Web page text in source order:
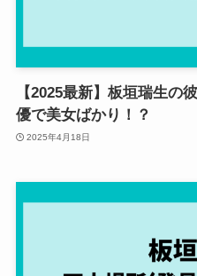
【2025最新】板垣瑞生の
優で美女ばかり！？
2025年4月18日